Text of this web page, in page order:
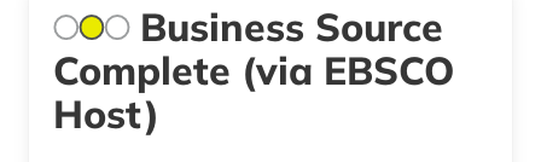
Business Source
Complete (via EBSCO
Host)